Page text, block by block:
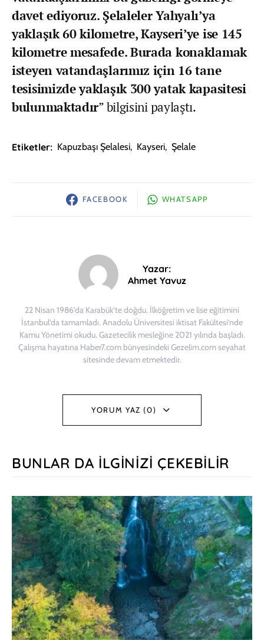
davet ediyoruz. Şelaleler Yahyalı’ya
yaklaşık 60 kilometre, Kayseri’ye ise 145
kilometre mesafede. Burada konaklamak
isteyen vatandaşlarımız için 16 tane
tesisimizde yaklaşık 300 yatak kapasitesi
bulunmaktadır” bilgisini paylaştı.
Etiketler: Kapuzbaşı Şelalesi, Kayseri, Şelale
FACEBOOK WHATSAPP
Yazar:
Ahmet Yavuz
22 Nisan 1986’da Karabük’te doğdu. İlköğretim ve lise eğitimini
İstanbul’da tamamladı. Anadolu Üniversitesi iktisat Fakültesi’nde
Kamu Yönetimi okudu. Gazetecilik mesleğine 2021 yılında başladı.
Çalışma hayatına Haber7.com bünyesindeki Gezelim.com seyahat
sitesinde devam etmektedir.
YORUM YAZ (0)
BUNLAR DA İLGINIZI ÇEKEBILIR